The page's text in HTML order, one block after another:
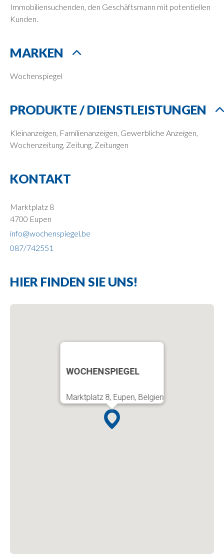
Immobiliensuchenden, den Geschäftsmann mit potentiellen
Kunden.
MARKEN
Wochenspiegel
PRODUKTE / DIENSTLEISTUNGEN
Kleinanzeigen, Familienanzeigen, Gewerbliche Anzeigen,
Wochenzeitung, Zeitung, Zeitungen
KONTAKT
Marktplatz 8
4700 Eupen
info@wochenspiegel.be
087/742551
HIER FINDEN SIE UNS!
WOCHENSPIEGEL
Marktplatz 8, Eupen, Belgien